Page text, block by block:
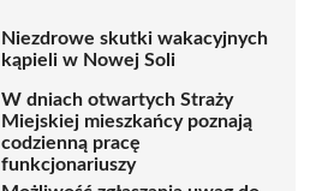
Niezdrowe skutki wakacyjnych
kąpieli w Nowej Soli
W dniach otwartych Straży
Miejskiej mieszkańcy poznają
codzienną pracę
funkcjonariuszy